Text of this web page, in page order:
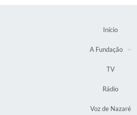
Início
A Fundação
TV
Rádio
Voz de Nazaré